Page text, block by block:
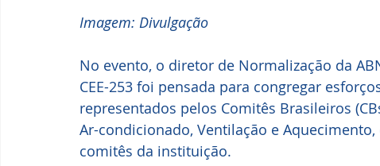
Imagem: Divulgação
No evento, o diretor de Normalização da
CEE-253 foi pensada para congregar
representados pelos Comitês Brasileiros
Ar-condicionado, Ventilação e
comitês da instituição.